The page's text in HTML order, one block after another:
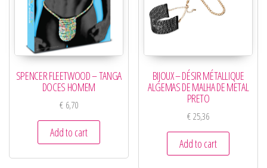
SPENCER FLEETWOOD – TANGA
DOCES HOMEM
€6,70
Add to cart
BIJOUX – DÉSIR MÉTALLIQUE
ALGEMAS DE MALHA DE METAL
PRETO
€25,36
Add to cart